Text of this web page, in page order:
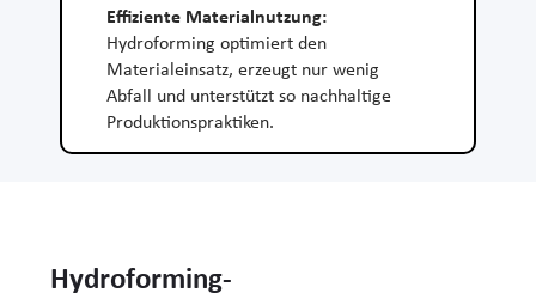
Effiziente Materialnutzung:
Hydroforming optimiert den
Materialeinsatz, erzeugt nur wenig
Abfall und unterstützt so nachhaltige
Produktionspraktiken.
Hydroforming-